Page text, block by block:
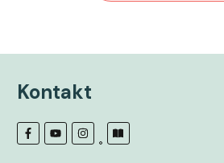
Kontakt